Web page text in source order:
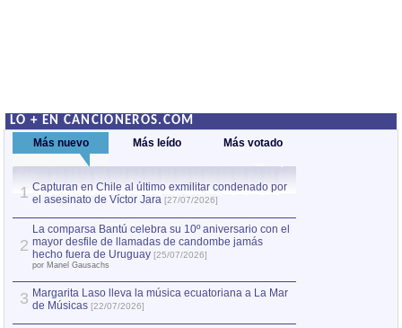
LO + EN CANCIONEROS.COM
Más nuevo Más leído Más votado
1 Capturan en Chile al último exmilitar condenado por
el asesinato de Víctor Jara [27/07/2026]
2
La comparsa Bantú celebra su 10º aniversario con el
mayor desfile de llamadas de candombe jamás
hecho fuera de Uruguay [25/07/2026]
por Manel Gausachs
3 Margarita Laso lleva la música ecuatoriana a La Mar
de Músicas [22/07/2026]